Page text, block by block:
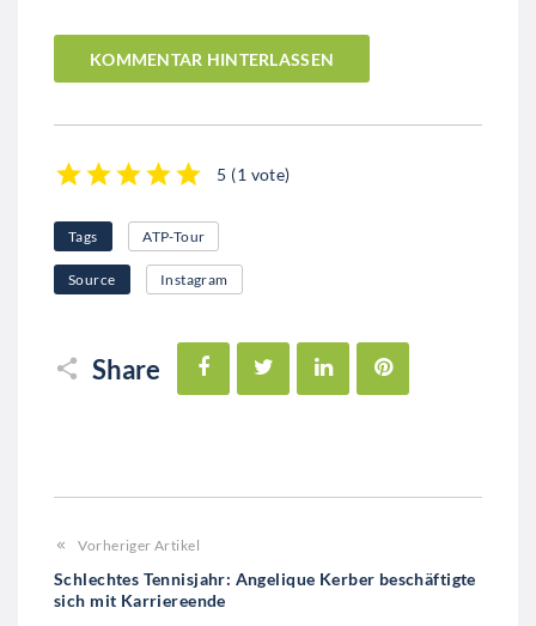
KOMMENTAR HINTERLASSEN
5 (1 vote)
Tags ATP-Tour
Source Instagram
Share
FacebookTwitter LinkedIn
Vorheriger Artikel
Schlechtes Tennisjahr: Angelique Kerber beschäftigte
sich mit Karriereende